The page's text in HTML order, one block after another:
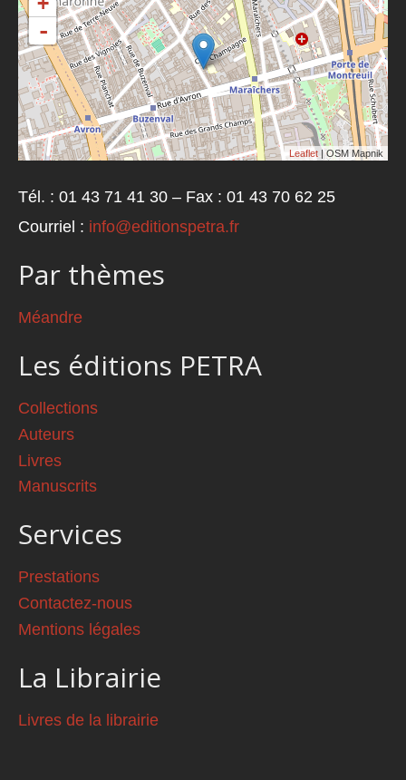
-
Leaflet | OSM Mapnik
Tél. : 01 43 71 41 30 – Fax : 01 43 70 62 25
Courriel : info@editionspetra.fr
Par thèmes
Méandre
Les éditions PETRA
Collections
Auteurs
Livres
Manuscrits
Services
Prestations
Contactez-nous
Mentions légales
La Librairie
Livres de la librairie